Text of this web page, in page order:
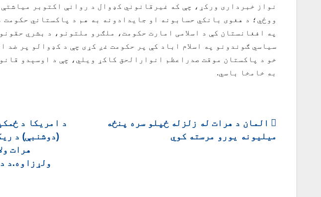
نواز خبرداری ورکړ، چې که غیرقانوني کډوال د روانې اکتوبر
ووځي؛ د هغوی بانکي حسابونه او جايدادونه به هم د پاکستاني حکومت
په افغانستان کې د اسلامی امارت حکومت، ملګرو ملتونو، د بشري
سياسي ګوندونو په اسلام اباد کې پر حکومت غږ کړی چې د کډوالو پر ضد
خو د پاکستان موقت صدراعظم انوارالحق کاکړ ويلي، چې د اوسېدو
به خامخا باسي.
ليکنه
چليدنه
د امریکا د
هرات
المان د هرات له زلزله ځپلو سره پنځه
میلیونه یورو مرسته کوي